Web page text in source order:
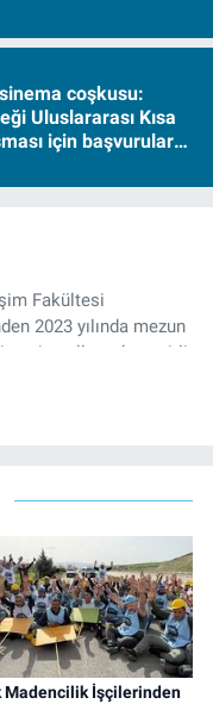
coşkusu:
Uluslararası Kısa
için başvurular
Fakültesi
2023 yılında mezun
yıllarında çeşitli
İzmir'de başlayan
editör olarak
Madencilik İşçilerinden